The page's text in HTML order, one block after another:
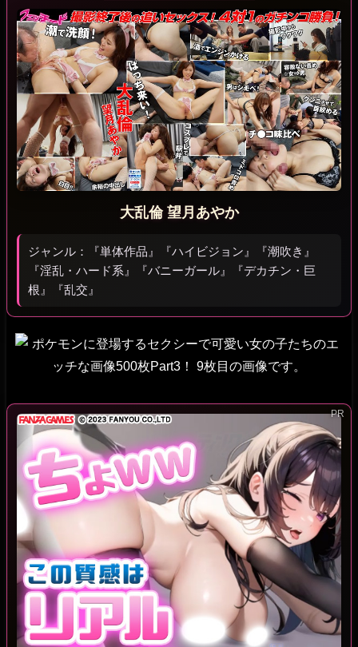
大乱倫 望月あやか
ジャンル：『単体作品』『ハイビジョン』『潮吹き』
『淫乱・ハード系』『バニーガール』『デカチン・巨
根』『乱交』